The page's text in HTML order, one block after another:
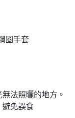
圈手套
法照曬的地方。
免誤食